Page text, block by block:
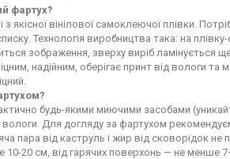
фартух?
з якісної вінілової самоклеючої плівки.
Технологія виробництва така: на
зображення, зверху виріб ламінується
надійним, оберігає принт від вологи
будь-якими миючими засобами (уникайте
вологи. Для догляду за фартухом
пара від каструль і жир від сковорідок
20 см, від гарячих поверхонь — не менше